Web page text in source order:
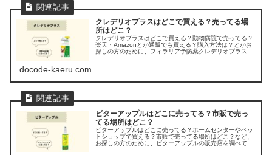
クレデリオプラスはどこで買える？売ってる場
所はどこ？
クレデリオプラスはどこで買える？動物病院で売ってる？
楽天・Amazonとか通販でも買える？購入方法は？とかお
探しの方のために、フィラリア予防薬クレデリオプラスの
docode-kaeru.com
ビターアップルはどこに売ってる？市販で売っ
てる場所はどこ？
ビターアップルはどこに売ってる？ホームセンターやペッ
トショップで買える？市販で売ってる場所はどこ？など、
お探しの方のために、ビターアップルの販売店を調べてみ